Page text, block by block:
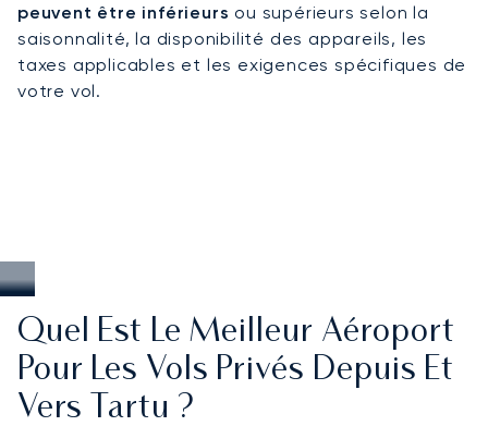
peuvent être inférieurs ou supérieurs selon la
saisonnalité, la disponibilité des appareils, les
taxes applicables et les exigences spécifiques de
votre vol.
Quel Est Le Meilleur Aéroport
Pour Les Vols Privés Depuis Et
Vers Tartu ?